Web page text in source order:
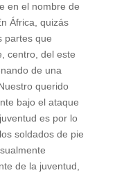
en el nombre de
África, quizás
partes que
centro, del este
de una
querido
bajo el ataque
es por lo
soldados de pie
de la juventud,